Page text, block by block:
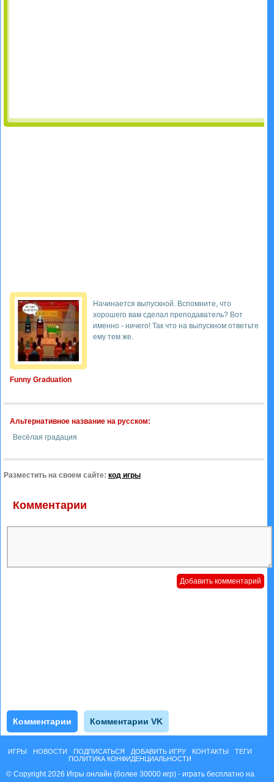
Funny Graduation
Начинается выпускной. Вспомните, что
хорошего вам сделал преподаватель? Вот
именно - ничего! Так что на выпускном ответьте
ему тем же.
Альтернативное название на русском:
Весёлая градация
Разместить на своем сайте: код игры
Комментарии
Комментарии Комментарии VK
ИГРЫ НОВОСТИ ПОДПИСАТЬСЯ ДОБАВИТЬ ИГРУ КОНТАКТЫ
ТЕГИ
ПОЛИТИКА КОНФИДЕНЦИАЛЬНОСТИ
© Copyright 2026 Игры онлайн (более 30000 игр) - играть бесплатно на